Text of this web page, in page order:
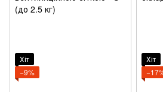
Хіт
−9%
Хіт